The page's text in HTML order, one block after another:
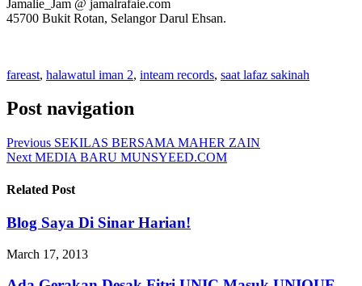
Jamalie_Jam @ jamalrafaie.com
45700 Bukit Rotan, Selangor Darul Ehsan.
fareast, halawatul iman 2, inteam records, saat lafaz sakinah
Post navigation
Previous SEKILAS BERSAMA MAHER ZAIN
Next MEDIA BARU MUNSYEED.COM
Related Post
Blog Saya Di Sinar Harian!
March 17, 2013